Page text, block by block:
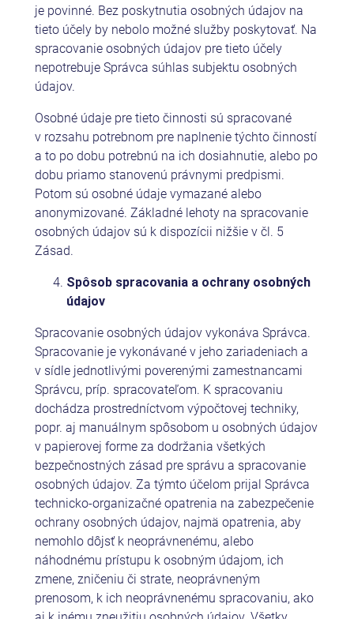
je povinné. Bez poskytnutia osobných údajov na
tieto účely by nebolo možné služby poskytovať. Na
spracovanie osobných údajov pre tieto účely
nepotrebuje Správca súhlas subjektu osobných
údajov.
Osobné údaje pre tieto činnosti sú spracované
v rozsahu potrebnom pre naplnenie týchto činností
a to po dobu potrebnú na ich dosiahnutie, alebo po
dobu priamo stanovenú právnymi predpismi.
Potom sú osobné údaje vymazané alebo
anonymizované. Základné lehoty na spracovanie
osobných údajov sú k dispozícii nižšie v čl. 5
Zásad.
Spôsob spracovania a ochrany osobných
údajov
Spracovanie osobných údajov vykonáva Správca.
Spracovanie je vykonávané v jeho zariadeniach a
v sídle jednotlivými poverenými zamestnancami
Správcu, príp. spracovateľom. K spracovaniu
dochádza prostredníctvom výpočtovej techniky,
popr. aj manuálnym spôsobom u osobných údajov
v papierovej forme za dodržania všetkých
bezpečnostných zásad pre správu a spracovanie
osobných údajov. Za týmto účelom prijal Správca
technicko-organizačné opatrenia na zabezpečenie
ochrany osobných údajov, najmä opatrenia, aby
nemohlo dôjsť k neoprávnenému, alebo
náhodnému prístupu k osobným údajom, ich
zmene, zničeniu či strate, neoprávneným
prenosom, k ich neoprávnenému spracovaniu, ako